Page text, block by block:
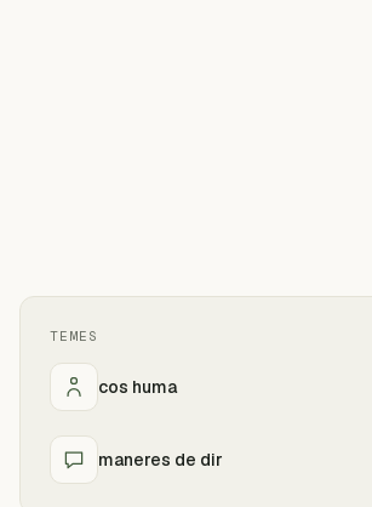
TEMES
cos huma
maneres de dir